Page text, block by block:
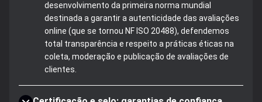
desenvolvimento da primeira norma mundial
destinada a garantir a autenticidade das avaliações
online (que se tornou NF ISO 20488), defendemos
total transparência e respeito a práticas éticas na
coleta, moderação e publicação de avaliações de
clientes.